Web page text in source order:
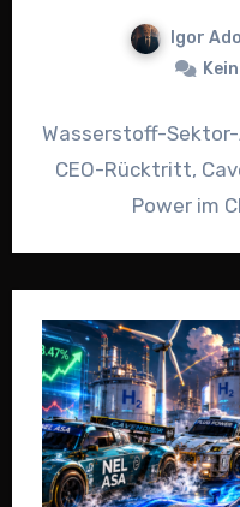
Igor
Wasserstoff-Sektor-
CEO-Rücktritt,
Power im